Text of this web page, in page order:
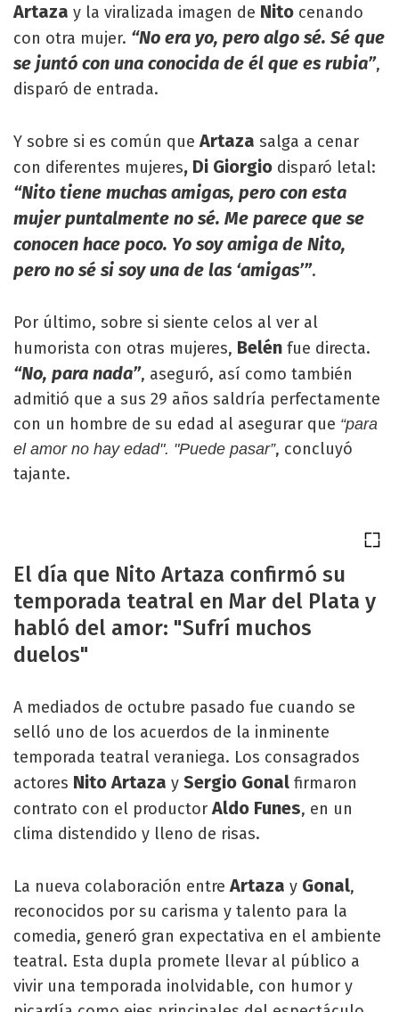
Artaza y la viralizada imagen de Nito cenando
con otra mujer. “No era yo, pero algo sé. Sé que
se juntó con una conocida de él que es rubia”,
disparó de entrada.
Y sobre si es común queArtaza salga a cenar
con diferentes mujeres, Di Giorgio disparó letal:
“Nito tiene muchas amigas, pero con esta
mujer puntalmente no sé. Me parece que se
conocen hace poco. Yo soy amiga de Nito,
pero no sé si soy una de las ‘amigas’”.
Por último, sobre si siente celos al ver al
humorista con otras mujeres, Belén fue directa.
“No, para nada”, aseguró, así como también
admitió que a sus 29 años saldría perfectamente
con un hombre de su edad al asegurar que “para
el amor no hay edad". "Puede pasar”, concluyó
tajante.
El día que Nito Artaza confirmó su
temporada teatral en Mar del Plata y
habló del amor: "Sufrí muchos
duelos"
A mediados de octubre pasado fue cuando se
selló uno de los acuerdos de la inminente
temporada teatral veraniega. Los consagrados
actores Nito Artaza y Sergio Gonal firmaron
contrato con el productorAldo Funes, en un
clima distendido y lleno de risas.
La nueva colaboración entre Artaza y Gonal,
reconocidos por su carisma y talento para la
comedia, generó gran expectativa en el ambiente
teatral. Esta dupla promete llevar al público a
vivir una temporada inolvidable, con humor y